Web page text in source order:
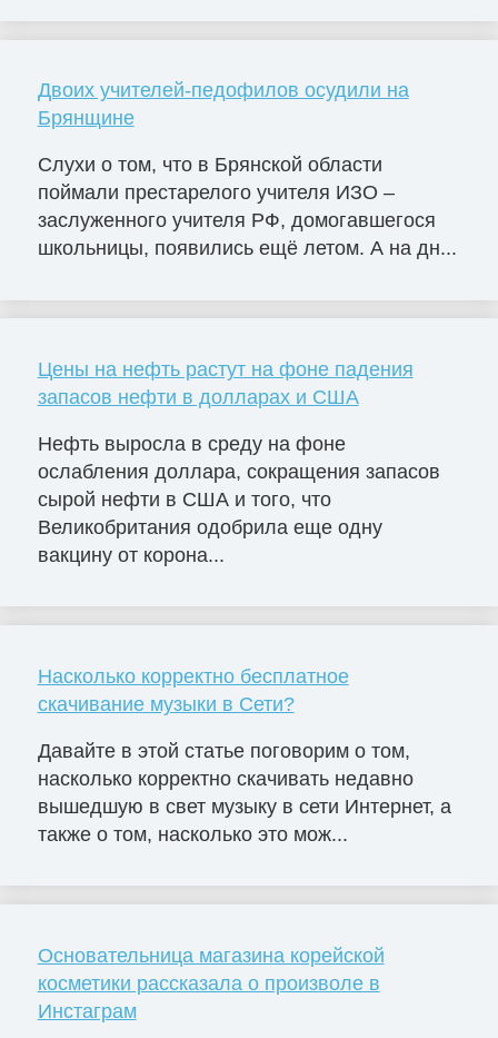
Двоих учителей-педофилов осудили на
Брянщине
Слухи о том, что в Брянской области
поймали престарелого учителя ИЗО –
заслуженного учителя РФ, домогавшегося
школьницы, появились ещё летом. А на дн...
Цены на нефть растут на фоне падения
запасов нефти в долларах и США
Нефть выросла в среду на фоне
ослабления доллара, сокращения запасов
сырой нефти в США и того, что
Великобритания одобрила еще одну
вакцину от корона...
Насколько корректно бесплатное
скачивание музыки в Сети?
Давайте в этой статье поговорим о том,
насколько корректно скачивать недавно
вышедшую в свет музыку в сети Интернет, а
также о том, насколько это мож...
Основательница магазина корейской
косметики рассказала о произволе в
Инстаграм